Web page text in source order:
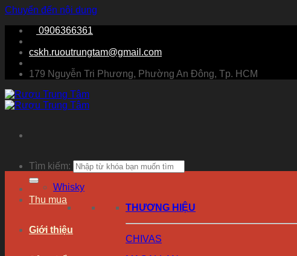
Chuyển đến nội dung
0906366361
cskh.ruoutrungtam@gmail.com
179 Nguyễn Tri Phương, Phường An Đông, Tp. HCM
Tìm kiếm:
Thu mua
Giới thiệu
Whisky
THƯƠNG HIỆU
CHIVAS